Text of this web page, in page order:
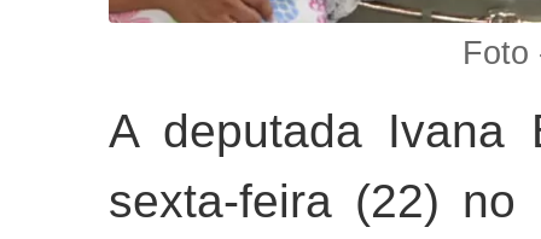
Foto
A deputada Ivana
sexta-feira (22)